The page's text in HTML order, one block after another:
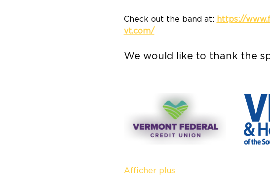
Check out the band at: https://
vt.com/
We would like to thank the
Afficher plus